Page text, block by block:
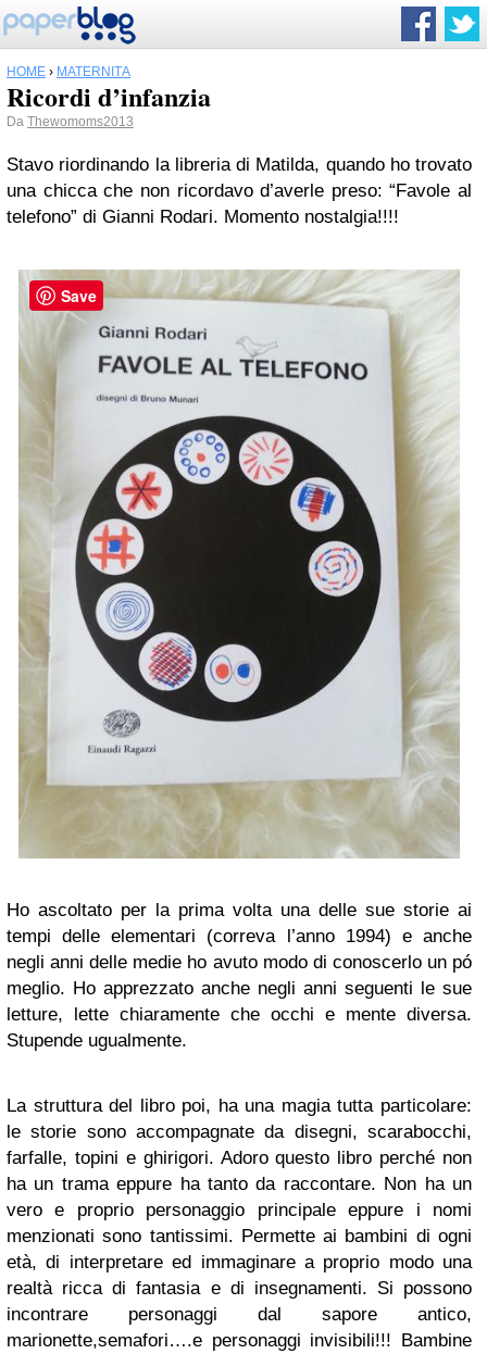
HOME › MATERNITÀ
Ricordi d’infanzia
Da Thewomoms2013
Stavo riordinando la libreria di Matilda, quando ho trovato
una chicca che non ricordavo d’averle preso: “Favole al
telefono” di Gianni Rodari. Momento nostalgia!!!!
Ho ascoltato per la prima volta una delle sue storie ai
tempi delle elementari (correva l’anno 1994) e anche
negli anni delle medie ho avuto modo di conoscerlo un pó
meglio. Ho apprezzato anche negli anni seguenti le sue
letture, lette chiaramente che occhi e mente diversa.
Stupende ugualmente.
La struttura del libro poi, ha una magia tutta particolare:
le storie sono accompagnate da disegni, scarabocchi,
farfalle, topini e ghirigori. Adoro questo libro perché non
ha un trama eppure ha tanto da raccontare. Non ha un
vero e proprio personaggio principale eppure i nomi
menzionati sono tantissimi. Permette ai bambini di ogni
età, di interpretare ed immaginare a proprio modo una
realtà ricca di fantasia e di insegnamenti. Si possono
incontrare personaggi dal sapore antico,
marionette,semafori….e personaggi invisibili!!! Bambine
Save